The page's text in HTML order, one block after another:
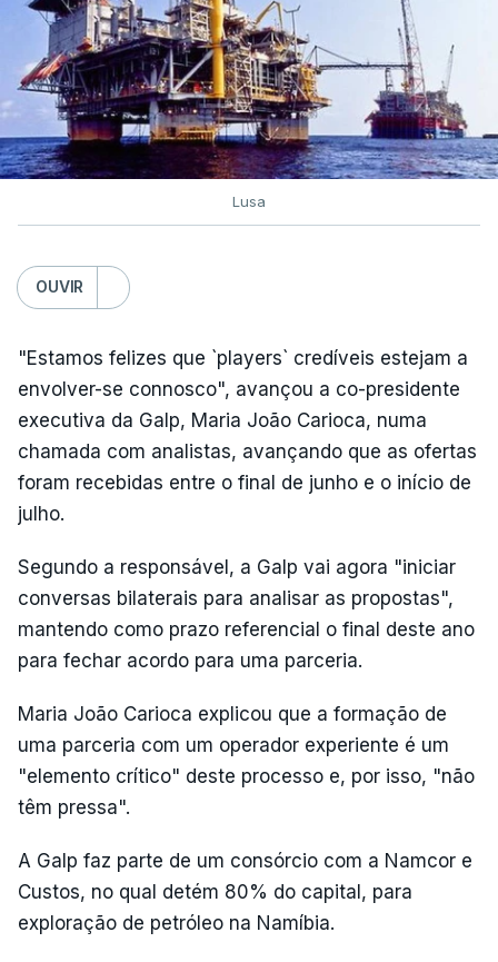
Lusa
OUVIR
"Estamos felizes que `players` credíveis estejam a
envolver-se connosco", avançou a co-presidente
executiva da Galp, Maria João Carioca, numa
chamada com analistas, avançando que as ofertas
foram recebidas entre o final de junho e o início de
julho.
Segundo a responsável, a Galp vai agora "iniciar
conversas bilaterais para analisar as propostas",
mantendo como prazo referencial o final deste ano
para fechar acordo para uma parceria.
Maria João Carioca explicou que a formação de
uma parceria com um operador experiente é um
"elemento crítico" deste processo e, por isso, "não
têm pressa".
A Galp faz parte de um consórcio com a Namcor e
Custos, no qual detém 80% do capital, para
exploração de petróleo na Namíbia.